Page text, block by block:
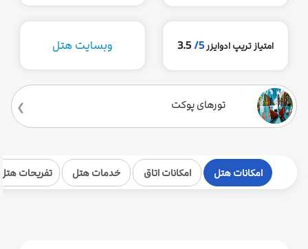
امتیاز تریپ ادوایزر5/ وبسایت هتل
تورهای پوکت
امکانات هتل امکانات اتاق خدمات هتل تفریحات